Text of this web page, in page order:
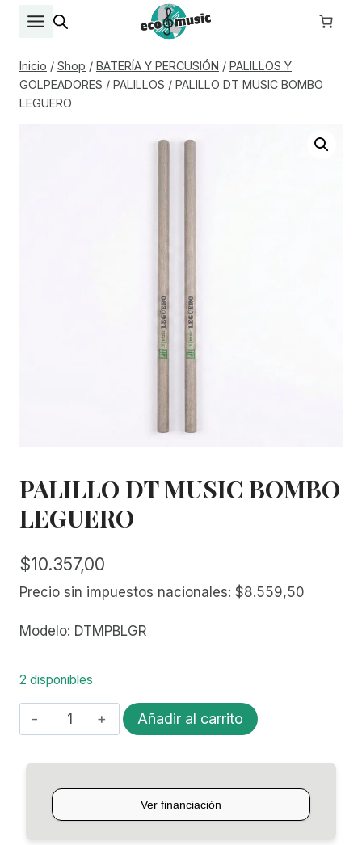
Inicio / Shop / BATERÍA Y PERCUSIÓN / PALILLOS Y
GOLPEADORES / PALILLOS / PALILLO DT MUSIC BOMBO
LEGUERO
PALILLO DT MUSIC BOMBO
LEGUERO
$10.357,00
Precio sin impuestos nacionales: $8.559,50
Modelo: DTMPBLGR
2 disponibles
PALILLO
DT
LEGUERO
cantidad
Añadir al carrito